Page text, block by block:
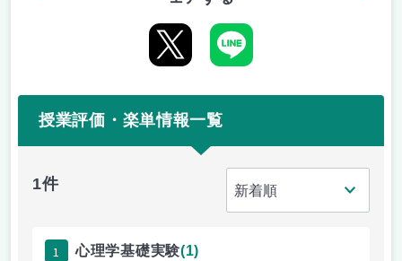
授業評価・楽単情報一覧
1件
1 心理学基礎実験(1)